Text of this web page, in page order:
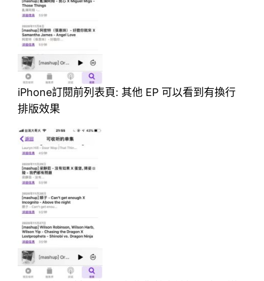
iPhone訂閱前列表頁: 其他 EP 可以看到有換行
排版效果